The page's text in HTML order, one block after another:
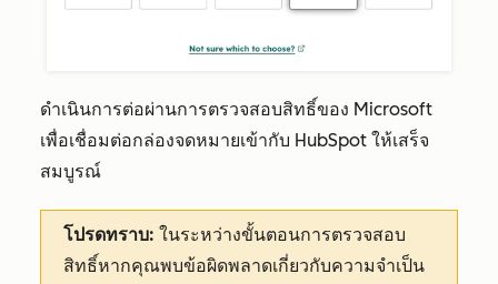
ดำเนินการต่อผ่านการตรวจสอบสิทธิ์ของ Microsoft
เพื่อเชื่อมต่อกล่องจดหมายเข้ากับ HubSpot ให้เสร็จ
สมบูรณ์
โปรดทราบ: ในระหว่างขั้นตอนการตรวจสอบ
สิทธิ์หากคุณพบข้อผิดพลาดเกี่ยวกับความจำเป็น